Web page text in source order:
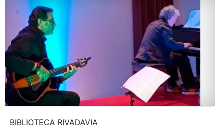
BIBLIOTECA RIVADAVIA